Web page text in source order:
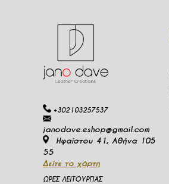
+302103257537
janodave.eshop@gmail.com
Ηφαίστου 41, Αθήνα 105
55
Δείτε το χάρτη
ΩΡΕΣ ΛΕΙΤΟΥΡΓΙΑΣ